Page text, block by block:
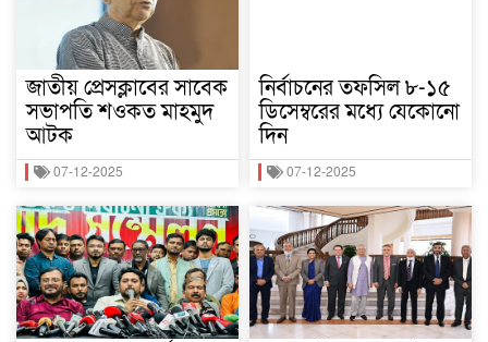
জাতীয় প্রেসক্লাবের সাবেক
সভাপতি শওকত মাহমুদ
আটক
07-12-2025
নির্বাচনের তফসিল ৮-১৫
ডিসেম্বরের মধ্যে যেকোনো
দিন
07-12-2025